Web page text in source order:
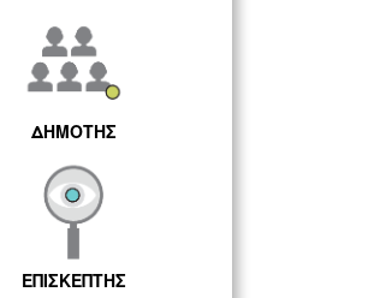
ΔΗΜΟΤΗΣ
ΕΠΙΣΚΕΠΤΗΣ